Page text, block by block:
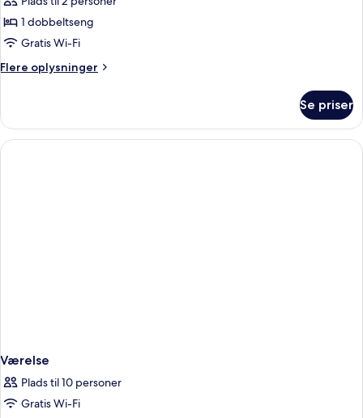
-
balkon
1 dobbeltseng
Gratis Wi-Fi
Flere oplysninger
Flere
-
balkon
Se priser
Værelse
Plads til 10 personer
Gratis Wi-Fi